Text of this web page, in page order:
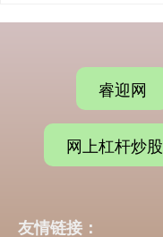
睿迎网
网上杠杆炒股
友情链接：